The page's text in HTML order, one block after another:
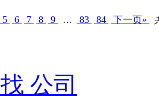
5 6 7 8 9 … 83 84 下一页»
找 公司